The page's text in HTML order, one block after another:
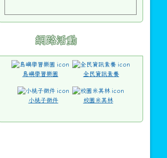
網路活動
島嶼學習樂園 全民資訊素養
小桃子徵件 校園米其林